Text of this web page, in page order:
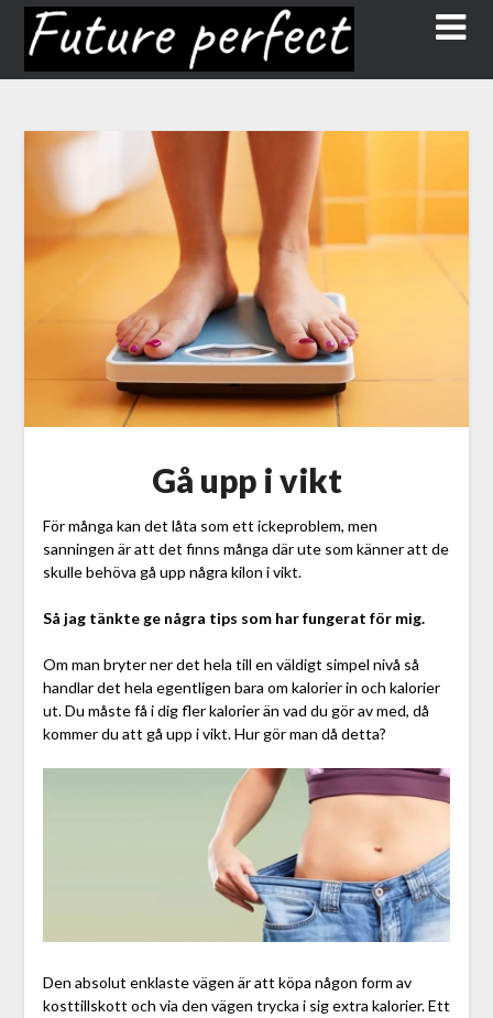
Gå upp i vikt
För många kan det låta som ett ickeproblem, men
sanningen är att det finns många där ute som känner att de
skulle behöva gå upp några kilon i vikt.
Så jag tänkte ge några tips som har fungerat för mig.
Om man bryter ner det hela till en väldigt simpel nivå så
handlar det hela egentligen bara om kalorier in och kalorier
ut. Du måste få i dig fler kalorier än vad du gör av med, då
kommer du att gå upp i vikt. Hur gör man då detta?
Den absolut enklaste vägen är att köpa någon form av
kosttillskott och via den vägen trycka i sig extra kalorier. Ett